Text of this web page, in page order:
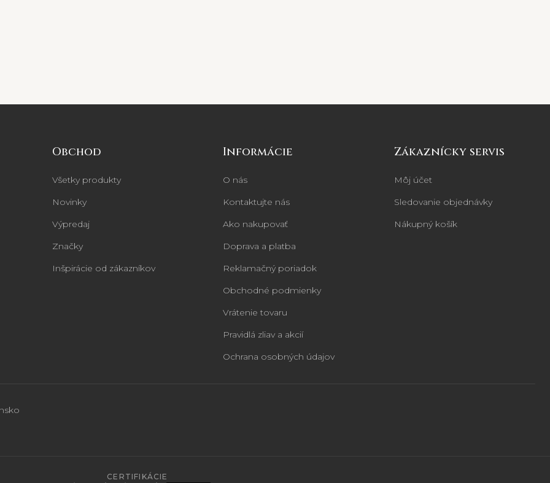
Obchod
Všetky produkty
Novinky
Výpredaj
Značky
Inšpirácie od zákazníkov
Informácie
O nás
Kontaktujte nás
Ako nakupovať
Doprava a platba
Reklamačný poriadok
Obchodné podmienky
Vrátenie tovaru
Pravidlá zliav a akcií
Ochrana osobných údajov
Zákaznícky servis
Môj účet
Sledovanie objednávky
Nákupný košík
CERTIFIKÁCIE